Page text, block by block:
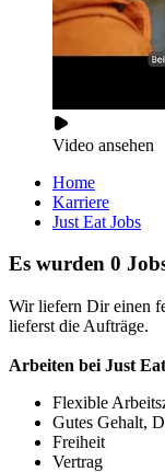
Video ansehen
Home
Karriere
Just Eat Jobs
Es wurden 0
Wir liefern Dir einen
lieferst die Aufträge.
Arbeiten bei Just
Flexible
Gutes Gehalt,
Freiheit
Vertrag